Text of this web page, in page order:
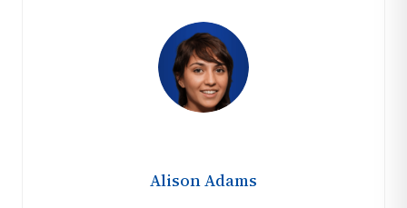
Alison Adams